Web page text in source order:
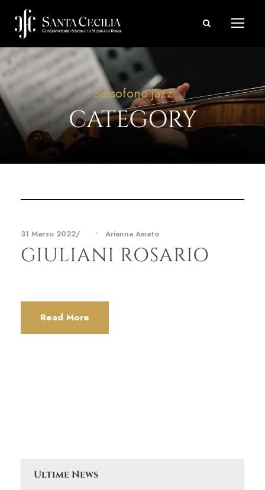
Sassofono jazz
CATEGORY
31 Marzo 2022 • Arianna Amato
GIULIANI ROSARIO
Read More
Ultime News